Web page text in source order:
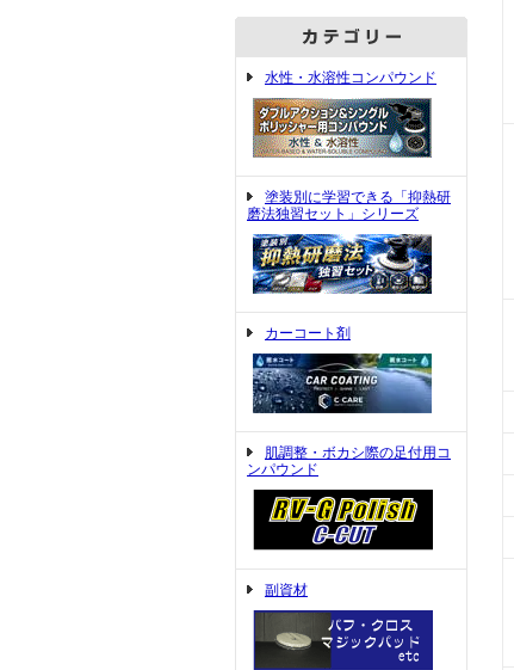
水性・水溶性コンパウンド
塗装別に学習できる「抑熱研
磨法独習セット」シリーズ
カーコート剤
肌調整・ボカシ際の足付用コ
ンパウンド
副資材